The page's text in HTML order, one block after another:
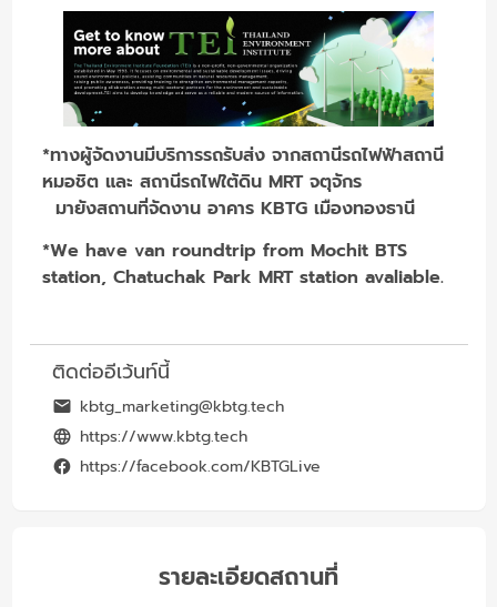
*ทางผู้จัดงานมีบริการรถรับส่ง จากสถานีรถไฟฟ้าสถานี
หมอชิต และ สถานีรถไฟใต้ดิน MRT จตุจักร
มายังสถานที่จัดงาน อาคาร KBTG เมืองทองธานี
*We have van roundtrip from Mochit BTS
station, Chatuchak Park MRT station avaliable.
ติดต่ออีเว้นท์นี้
kbtg_marketing@kbtg.tech
https://www.kbtg.tech
https://facebook.com/KBTGLive
รายละเอียดสถานที่